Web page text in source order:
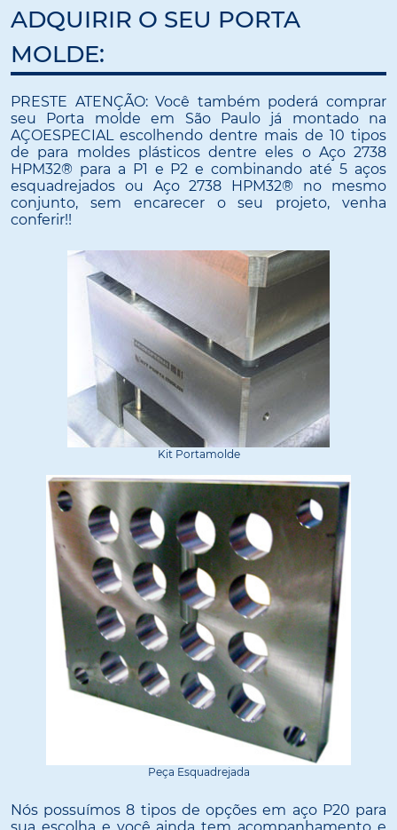
ADQUIRIR O SEU PORTA
MOLDE:
PRESTE ATENÇÃO: Você também poderá comprar
seu Porta molde em São Paulo já montado na
AÇOESPECIAL escolhendo dentre mais de 10 tipos
de para moldes plásticos dentre eles o Aço 2738
HPM32® para a P1 e P2 e combinando até 5 aços
esquadrejados ou Aço 2738 HPM32® no mesmo
conjunto, sem encarecer o seu projeto, venha
conferir!!
Kit Portamolde
Peça Esquadrejada
Nós possuímos 8 tipos de opções em aço P20 para